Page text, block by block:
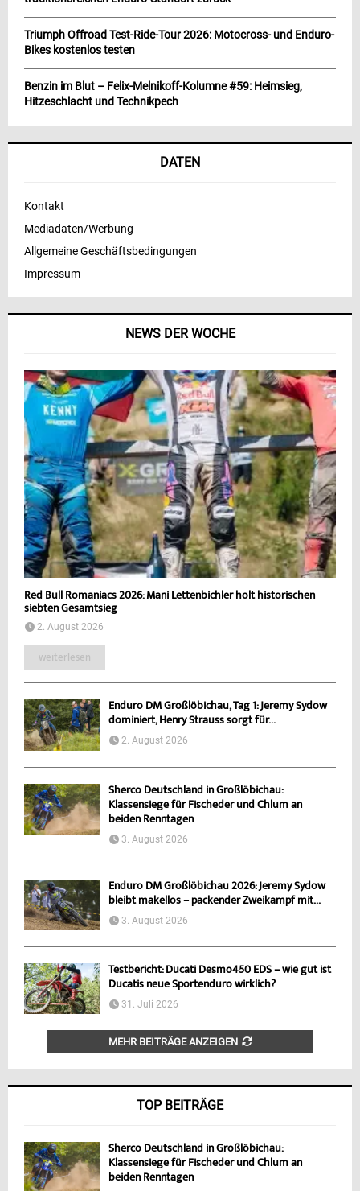
NEWS DER WOCHE
Red Bull Romaniacs 2026: Mani Lettenbichler holt historischen
siebten Gesamtsieg
2. August 2026
weiterlesen
Enduro DM Großlöbichau, Tag 1: Jeremy Sydow
dominiert, Henry Strauss sorgt für...
2. August 2026
Sherco Deutschland in Großlöbichau:
Klassensiege für Fischeder und Chlum an
beiden Renntagen
3. August 2026
Enduro DM Großlöbichau 2026: Jeremy Sydow
bleibt makellos – packender Zweikampf mit...
3. August 2026
Testbericht: Ducati Desmo450 EDS – wie gut ist
Ducatis neue Sportenduro wirklich?
31. Juli 2026
MEHR BEITRÄGE ANZEIGEN
TOP BEITRÄGE
Sherco Deutschland in Großlöbichau:
Klassensiege für Fischeder und Chlum an
beiden Renntagen
Triumph Offroad Test-Ride-Tour 2026: Motocross- und Enduro-
Bikes kostenlos testen
Benzin im Blut – Felix-Melnikoff-Kolumne #59: Heimsieg,
Hitzeschlacht und Technikpech
DATEN
Kontakt
Mediadaten/Werbung
Allgemeine Geschäftsbedingungen
Impressum